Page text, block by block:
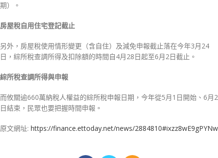
期）。
房屋稅自用住宅登記截止
另外，房屋稅使用情形變更（含自住）及減免申報截止落在今年3月24
日，綜所稅查調所得及扣除額的時間自4月28日起至6月2日截止。
綜所稅查調所得與申報
而攸關逾660萬納稅人權益的綜所稅申報日期，今年從5月1日開始、6月2
日結束，民眾也要把握時間申報。
原文網址: https://finance.ettoday.net/news/2884810#ixzz8wE9gPYNw